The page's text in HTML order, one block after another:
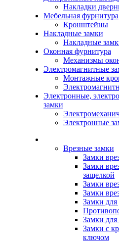
Накладки
Мебельная фурнитура
Кронштейны
Накладные замки
Накладные
Оконная фурнитура
Механизмы
Электромагнитные
Монтажные
Электронные,
замки
Электронные
Врезные замки
Замки
Замки
защелкой
Замки
Замки
Замки для
Замки
Замки с
ключом